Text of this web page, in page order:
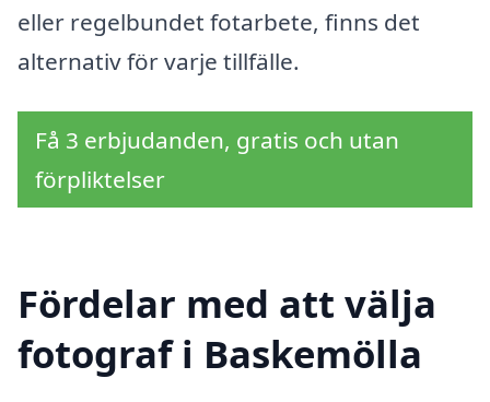
eller regelbundet fotarbete, finns det
alternativ för varje tillfälle.
Få 3 erbjudanden, gratis och utan
förpliktelser
Fördelar med att välja
fotograf i Baskemölla